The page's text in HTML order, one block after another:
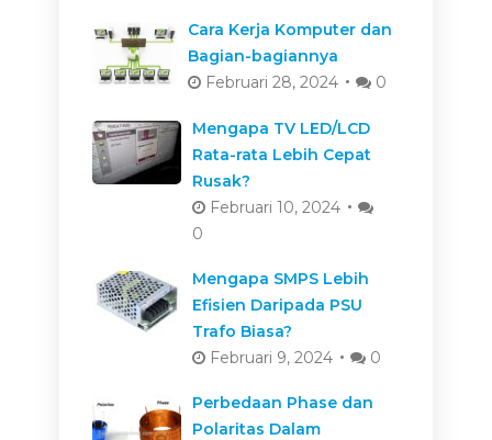
Cara Kerja Komputer dan
Bagian-bagiannya
Februari 28, 2024
0
Mengapa TV LED/LCD
Rata-rata Lebih Cepat
Rusak?
Februari 10, 2024
0
Mengapa SMPS Lebih
Efisien Daripada PSU
Trafo Biasa?
Februari 9, 2024
0
Perbedaan Phase dan
Polaritas Dalam